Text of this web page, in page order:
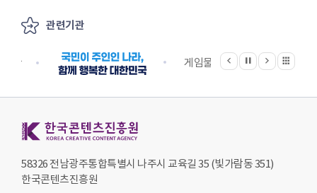
관련기관
게임물관리위원회
이전
정지
다음 관련기관 전체보기
58326 전남광주통합특별시 나주시 교육길 35 (빛가람동 351)
한국콘텐츠진흥원